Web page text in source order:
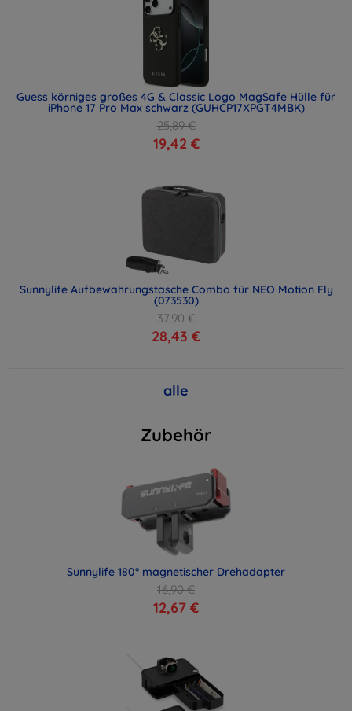
Guess körniges großes 4G & Classic Logo MagSafe Hülle für
iPhone 17 Pro Max schwarz (GUHCP17XPGT4MBK)
25,89 €
19,42 €
Sunnylife Aufbewahrungstasche Combo für NEO Motion Fly
(073530)
37,90 €
28,43 €
alle
Zubehör
Sunnylife 180° magnetischer Drehadapter
16,90 €
12,67 €